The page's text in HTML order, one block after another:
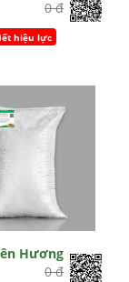
0 đ
hiệu lực
Hương
0 đ